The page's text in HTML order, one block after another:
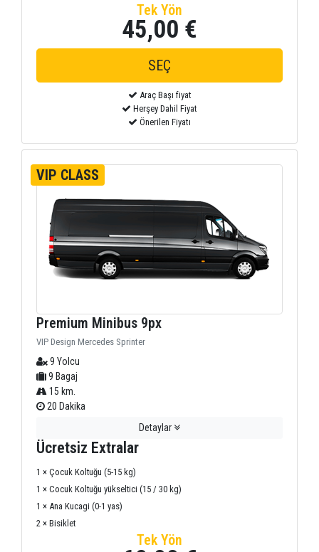
Tek Yön
45,00 €
Araç Başı fiyat
Herşey Dahil Fiyat
Önerilen Fiyatı
VIP CLASS
Premium Minibus 9px
VIP Design Mercedes Sprinter
9 Yolcu
9 Bagaj
15 km.
20 Dakika
Detaylar
Ücretsiz Extralar
1 × Çocuk Koltuğu (5-15 kg)
1 × Cocuk Koltuğu yükseltici (15 / 30 kg)
1 × Ana Kucagi (0-1 yas)
2 × Bisiklet
Tek Yön